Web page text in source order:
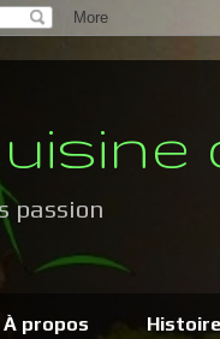
passion
À propos